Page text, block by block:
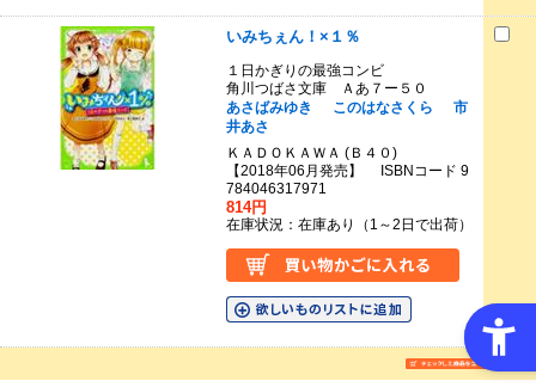
いみちぇん！×１％
１日かぎりの最強コンビ
角川つばさ文庫 Ａあ７ー５０
あさばみゆき
このはなさくら
市
井あさ
ＫＡＤＯＫＡＷＡ (Ｂ４０)
【2018年06月発売】 ISBNコード 9
784046317971
814円
在庫状況：在庫あり（1～2日で出荷）